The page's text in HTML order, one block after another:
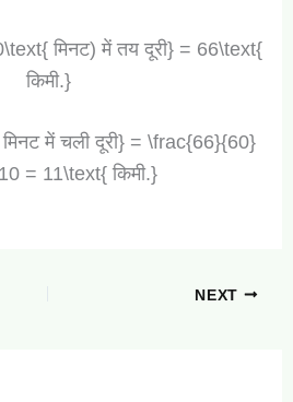
मिनट) में तय दूरी} = 66\text{
किमी.}
में चली दूरी} = \frac{66}{60}
= 11\text{ किमी.}
NEXT